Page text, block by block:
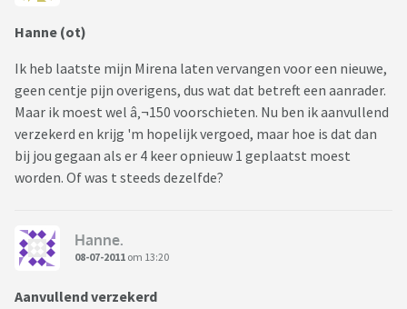
Hanne (ot)
Ik heb laatste mijn Mirena laten vervangen voor een nieuwe,
geen centje pijn overigens, dus wat dat betreft een aanrader.
Maar ik moest wel â‚¬150 voorschieten. Nu ben ik aanvullend
verzekerd en krijg 'm hopelijk vergoed, maar hoe is dat dan
bij jou gegaan als er 4 keer opnieuw 1 geplaatst moest
worden. Of was t steeds dezelfde?
Hanne.
08-07-2011 om 13:20
Aanvullend verzekerd